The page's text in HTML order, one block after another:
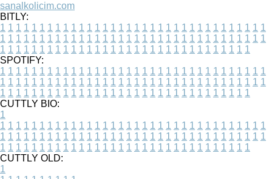
sanalkolicim.com
BITLY:
1 1 1 1 1 1 1 1 1 1 1 1 1 1 1 1 1 1 1 1 1 1 1 1 1 1 1 1 1 1 1 1 1 1
1 1 1 1 1 1 1 1 1 1 1 1 1 1 1 1 1 1 1 1 1 1 1 1 1 1 1 1 1 1 1 1 1 1
1 1 1 1 1 1 1 1 1 1 1 1 1 1 1 1 1 1 1 1 1 1 1 1 1 1 1 1 1 1 1 1
SPOTIFY:
1 1 1 1 1 1 1 1 1 1 1 1 1 1 1 1 1 1 1 1 1 1 1 1 1 1 1 1 1 1 1 1 1 1
1 1 1 1 1 1 1 1 1 1 1 1 1 1 1 1 1 1 1 1 1 1 1 1 1 1 1 1 1 1 1 1 1 1
1 1 1 1 1 1 1 1 1 1 1 1 1 1 1 1 1 1 1 1 1 1 1 1 1 1 1 1 1 1 1 1
CUTTLY BIO:
1
1 1 1 1 1 1 1 1 1 1 1 1 1 1 1 1 1 1 1 1 1 1 1 1 1 1 1 1 1 1 1 1 1 1
1 1 1 1 1 1 1 1 1 1 1 1 1 1 1 1 1 1 1 1 1 1 1 1 1 1 1 1 1 1 1 1 1 1
1 1 1 1 1 1 1 1 1 1 1 1 1 1 1 1 1 1 1 1 1 1 1 1 1 1 1 1 1 1 1 1
CUTTLY OLD:
1